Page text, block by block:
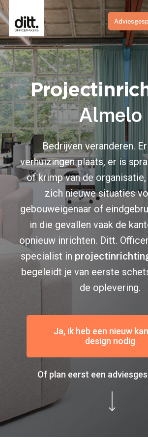
Skip
to
main
content
Almelo
Bedrijven veranderen.
verhuizingen plaats, er is
of krimp van de
zich nieuwe situaties
gebouweigenaar of
in die gevallen vaak de
opnieuw inrichten. Ditt.
specialist in
begeleidt je van eerste
de oplevering.
Ja, ik heb een nieuw
design nodig
Of plan eerst een
Navigate to the next section